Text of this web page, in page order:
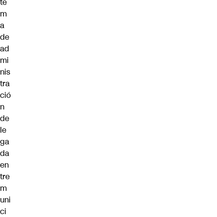
m
a
de
ad
mi
nis
tra
ció
n
de
le
ga
da
en
tre
m
uni
ci